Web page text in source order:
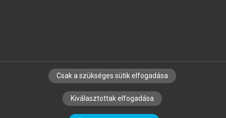
SZERZŐKNEK CÉGEKNEK KÖNYVTÁROSOKNAK
SZERKESZTÉSI ÉS LEKTORÁLÁSI ALAPELVEK
Csak a szükséges sütik elfogadása
Kiválasztottak elfogadása